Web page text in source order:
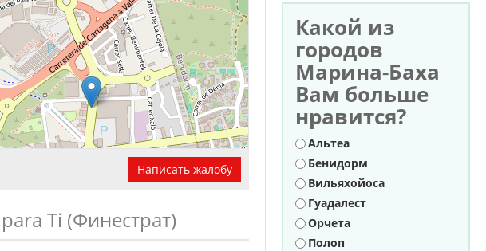
Leaflet| OSM Mapnik
Написать жалобу
Ti (Финестрат)
Какой из
городов
Марина-Баха
Вам больше
нравится?
Варианты
Альтеа
Бенидорм
Вильяхойоса
Гуадалест
Орчета
Полоп